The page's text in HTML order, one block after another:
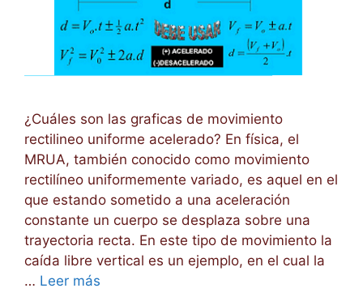
¿Cuáles son las graficas de movimiento
rectilineo uniforme acelerado? En física, el
MRUA, también conocido como movimiento
rectilíneo uniformemente variado, es aquel en el
que estando sometido a una aceleración
constante un cuerpo se desplaza sobre una
trayectoria recta. En este tipo de movimiento la
caída libre vertical es un ejemplo, en el cual la
… Leer más